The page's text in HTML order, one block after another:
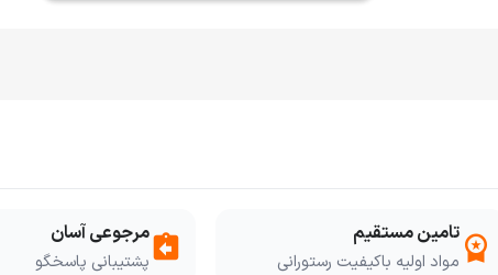
workspace_premium تامین مستقیم
مواد اولیه باکیفیت رستورانی assignment_returnمرجوعی آسان
پشتیبانی پاسخگو